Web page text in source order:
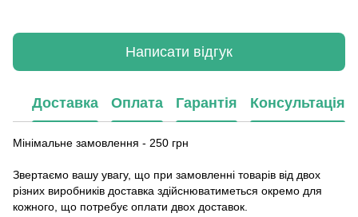
Написати відгук
Доставка Оплата Гарантія Консультація
Мінімальне замовлення - 250 грн
Звертаємо вашу увагу, що при замовленні товарів від двох
різних виробників доставка здійснюватиметься окремо для
кожного, що потребує оплати двох доставок.